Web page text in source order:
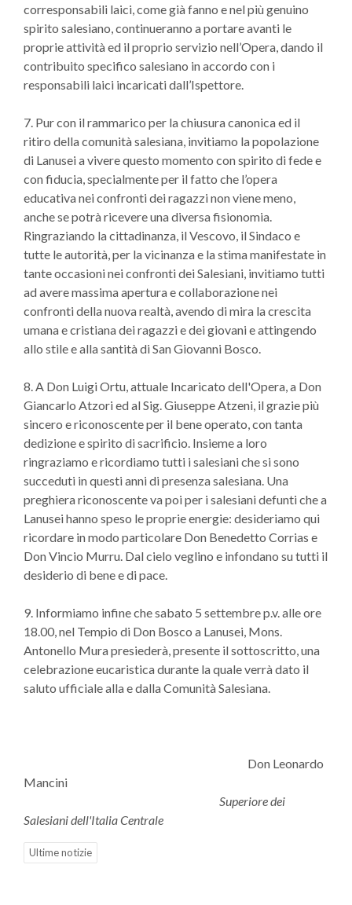
corresponsabili laici, come già fanno e nel più genuino
spirito salesiano, continueranno a portare avanti le
proprie attività ed il proprio servizio nell’Opera, dando il
contribuito specifico salesiano in accordo con i
responsabili laici incaricati dall’Ispettore.
7. Pur con il rammarico per la chiusura canonica ed il
ritiro della comunità salesiana, invitiamo la popolazione
di Lanusei a vivere questo momento con spirito di fede e
con fiducia, specialmente per il fatto che l’opera
educativa nei confronti dei ragazzi non viene meno,
anche se potrà ricevere una diversa fisionomia.
Ringraziando la cittadinanza, il Vescovo, il Sindaco e
tutte le autorità, per la vicinanza e la stima manifestate in
tante occasioni nei confronti dei Salesiani, invitiamo tutti
ad avere massima apertura e collaborazione nei
confronti della nuova realtà, avendo di mira la crescita
umana e cristiana dei ragazzi e dei giovani e attingendo
allo stile e alla santità di San Giovanni Bosco.
8. A Don Luigi Ortu, attuale Incaricato dell'Opera, a Don
Giancarlo Atzori ed al Sig. Giuseppe Atzeni, il grazie più
sincero e riconoscente per il bene operato, con tanta
dedizione e spirito di sacrificio. Insieme a loro
ringraziamo e ricordiamo tutti i salesiani che si sono
succeduti in questi anni di presenza salesiana. Una
preghiera riconoscente va poi per i salesiani defunti che a
Lanusei hanno speso le proprie energie: desideriamo qui
ricordare in modo particolare Don Benedetto Corrias e
Don Vincio Murru. Dal cielo veglino e infondano su tutti il
desiderio di bene e di pace.
9. Informiamo infine che sabato 5 settembre p.v. alle ore
18.00, nel Tempio di Don Bosco a Lanusei, Mons.
Antonello Mura presiederà, presente il sottoscritto, una
celebrazione eucaristica durante la quale verrà dato il
saluto ufficiale alla e dalla Comunità Salesiana.
Don Leonardo
Mancini
Superiore dei
Salesiani dell'Italia Centrale
Ultime notizie